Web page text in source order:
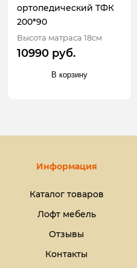
ортопедический ТФК
200*90
Высота матраса 18см
10990 руб.
В корзину
Информация
Каталог товаров
Лофт мебель
Отзывы
Контакты